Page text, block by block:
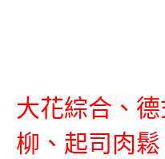
大花綜合、德
柳、起司肉鬆